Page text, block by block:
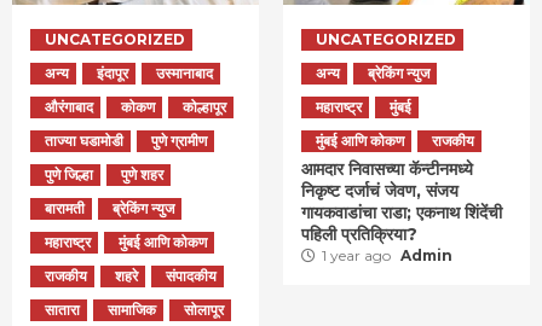
UNCATEGORIZED
अन्य
इंदापूर
उस्मानाबाद
औरंगाबाद
कोकण
कोल्हापूर
ताज्या घडामोडी
पुणे ग्रामीण
पुणे जिल्हा
पुणे शहर
बारामती
ब्रेकिंग न्युज
महाराष्ट्र
मुंबई आणि कोकण
राजकीय
शहरे
संपादकीय
सातारा
सामाजिक सोलापूर
UNCATEGORIZED
अन्य
ब्रेकिंग न्युज
महाराष्ट्र
मुंबई
मुंबई आणि कोकण
राजकीय
आमदार निवासच्या कॅन्टीनमध्ये
निकृष्ट दर्जाचं जेवण, संजय
गायकवाडांचा राडा; एकनाथ शिंदेंची
पहिली प्रतिक्रिया?
1 year ago Admin